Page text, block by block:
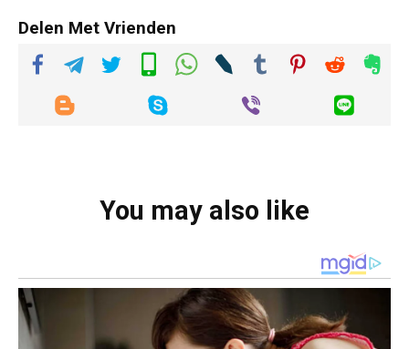
Delen Met Vrienden
You may also like